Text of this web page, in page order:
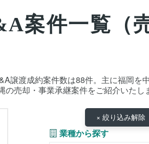
案件一覧（
譲渡成約案件数は88件。主に福岡を
売却・事業承継案件をご紹介いたし
× 絞り込み解除
業種から探す